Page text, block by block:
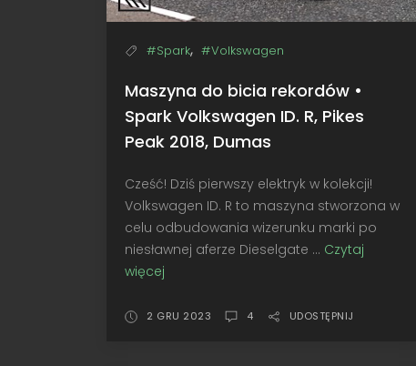
#Spark, #Volkswagen
Maszyna do bicia rekordów •
Spark Volkswagen ID. R, Pikes
Peak 2018, Dumas
Cześć! Dziś pierwszy elektryk w kolekcji!
Volkswagen ID. R to maszyna stworzona w
celu odbudowania wizerunku marki po
niesławnej aferze Dieselgate ... Czytaj
więcej
bicia
2 GRU 2023 4 UDOSTĘPNIJ